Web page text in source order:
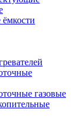
газовые